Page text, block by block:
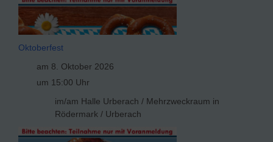
Oktoberfest
am 8. Oktober 2026
um 15:00 Uhr
im/am Halle Urberach / Mehrzweckraum in
Rödermark / Urberach